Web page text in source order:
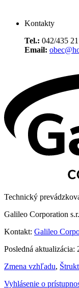
Kontakty
Tel.: 042/435
Email:
Technický
Galileo Corporation
Kontakt: Galileo
Posledná aktualizácia:
Zmena vzhľadu,
Vyhlásenie o